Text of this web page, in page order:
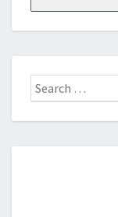
Search
for: